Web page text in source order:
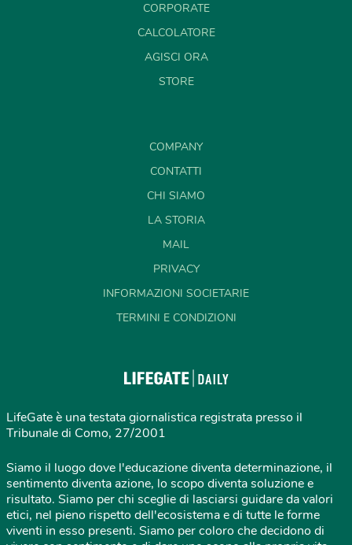
CORPORATE
CALCOLATORE
AGISCI ORA
STORE
COMPANY
CONTATTI
CHI SIAMO
LA STORIA
MAIL
PRIVACY
INFORMAZIONI SOCIETARIE
TERMINI E CONDIZIONI
LifeGate è una testata giornalistica registrata presso il
Tribunale di Como, 27/2001
Siamo il luogo dove l'educazione diventa determinazione, il
sentimento diventa azione, lo scopo diventa soluzione e
risultato. Siamo per chi sceglie di lasciarsi guidare da valori
etici, nel pieno rispetto dell'ecosistema e di tutte le forme
viventi in esso presenti. Siamo per coloro che decidono di